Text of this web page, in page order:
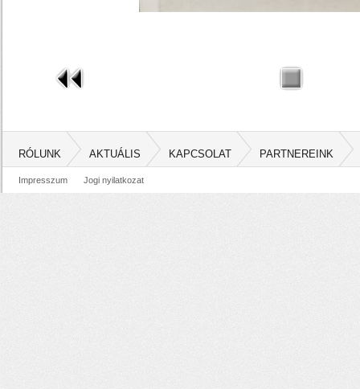
RÓLUNK AKTUÁLIS KAPCSOLAT PARTNEREINK
Impresszum Jogi nyilatkozat